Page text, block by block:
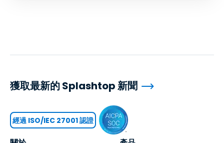
獲取最新的 Splashtop 新聞
經過 ISO/IEC 27001 認證